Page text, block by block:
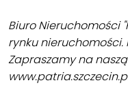
Biuro Nieruchomości
rynku
Zapraszamy na